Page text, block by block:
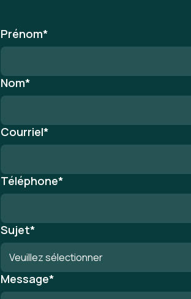
Prénom*
Nom*
Courriel*
Téléphone*
Sujet*
Message*